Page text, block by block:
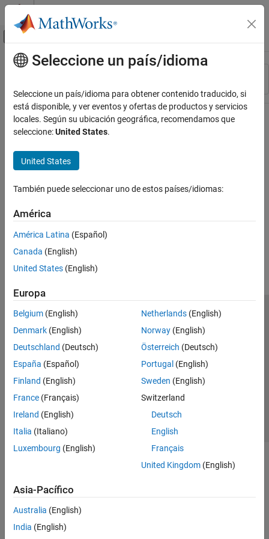
Saltar al contenido
Mostrar/ocultar menú de navegación
Recurso
Contenido principal
Seleccione un país/idioma
Seleccione un país/idioma para obtener contenido traducido, si
está disponible, y ver eventos y ofertas de productos y servicios
locales. Según su ubicación geográfica, recomendamos que
seleccione:United States.
United States
También puede seleccionar uno de estos países/idiomas:
América
América Latina (Español)
Canada (English)
United States (English)
Europa
Belgium (English)
Denmark (English)
Deutschland (Deutsch)
España (Español)
Finland (English)
France (Français)
Ireland (English)
Italia (Italiano)
Luxembourg (English)
Netherlands(English)
Norway(English)
Österreich (Deutsch)
Portugal (English)
Sweden (English)
Switzerland
Deutsch
English
Français
United Kingdom(English)
Asia-Pacífico
Australia (English)
India (English)
Centro de confianza
Marcas comerciales
Política de privacidad
Antipiratería
Estado de las aplicaciones
Información de contacto
© 1994-2026 The MathWorks, Inc.
Seleccione un país/